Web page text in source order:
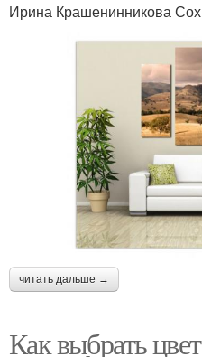
Ирина Крашенинникова
читать дальше →
Как выбрать